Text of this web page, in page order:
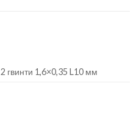
2 гвинти 1,6×0,35 L10 мм